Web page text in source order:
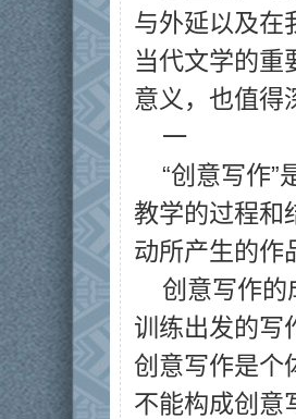
与外延以及在
当代文学的重
意义，也值得
一
“创意写作”
教学的过程和
动所产生的作
创意写作的
训练出发的写
创意写作是个
不能构成创意